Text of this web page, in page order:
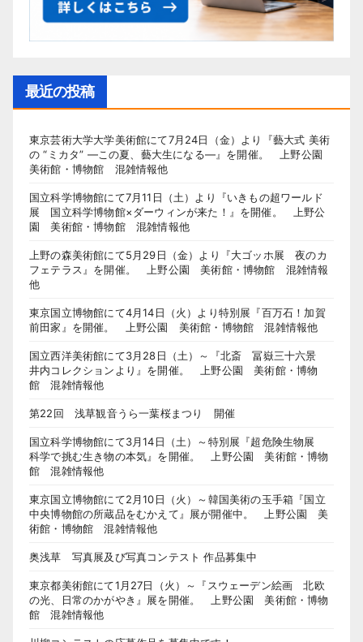
最近の投稿
東京芸術大学大学美術館にて7月24日（金）より『藝大式 美術
の “ミカタ” ―この夏、藝大生になる―』を開催。 上野公園
美術館・博物館 混雑情報他
国立科学博物館にて7月11日（土）より『いきもの超ワールド
展 国立科学博物館×ダーウィンが来た！』を開催。 上野公
園 美術館・博物館 混雑情報他
上野の森美術館にて5月29日（金）より『大ゴッホ展 夜のカ
フェテラス』を開催。 上野公園 美術館・博物館 混雑情報
他
東京国立博物館にて4月14日（火）より特別展『百万石！加賀
前田家』を開催。 上野公園 美術館・博物館 混雑情報他
国立西洋美術館にて3月28日（土）～『北斎 冨嶽三十六景
井内コレクションより』を開催。 上野公園 美術館・博物
館 混雑情報他
第22回 浅草観音うら一葉桜まつり 開催
国立科学博物館にて3月14日（土）～特別展『超危険生物展
科学で挑む生き物の本気』を開催。 上野公園 美術館・博物
館 混雑情報他
東京国立博物館にて2月10日（火）～韓国美術の玉手箱『国立
中央博物館の所蔵品をむかえて』展が開催中。 上野公園 美
術館・博物館 混雑情報他
奥浅草 写真展及び写真コンテスト 作品募集中
東京都美術館にて1月27日（火）～『スウェーデン絵画 北欧
の光、日常のかがやき』展を開催。 上野公園 美術館・博物
館 混雑情報他